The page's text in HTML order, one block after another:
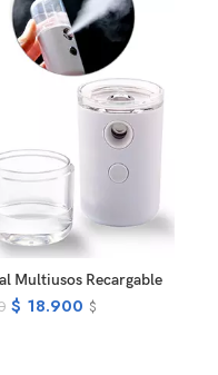
READ MORE
Multiusos Recargable
$ 18.900 $